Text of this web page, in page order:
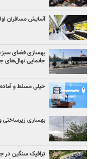
آسایش مسافران
بهسازی فضای سبز
جانمایی نهال‌های
خیلی مسلط و
بهسازی زیرساختی
ترافیک سنگین در